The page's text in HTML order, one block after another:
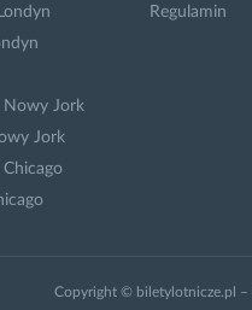
Nowy Jork
Jork
Regulamin
Copyright © biletylotnicze.pl –